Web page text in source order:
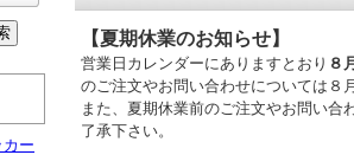
【夏期休業のお知らせ】
営業日カレンダーにありますとおり ８
のご注文やお問い合わせについては８
また、夏期休業前のご注文やお問い合
了承下さい。
ー